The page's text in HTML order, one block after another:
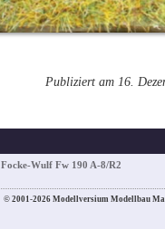
Publiziert am 16.
Focke-Wulf Fw 190 A-8/R2
© 2001-2026 Modellversium Modellbau